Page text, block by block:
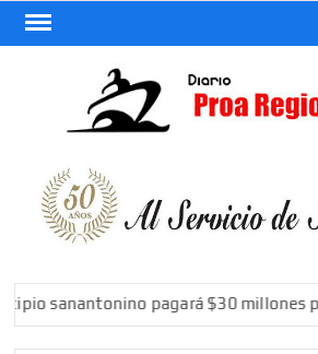
Saltar
sanantonino pagará $30 millones